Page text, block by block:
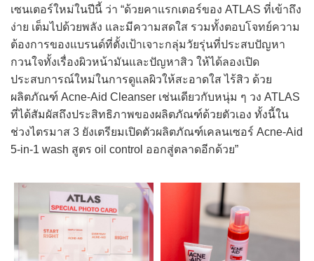
เซนเตอร์ใหม่ในปีนี้ ว่า “ด้วยคาแรกเตอร์ของ ATLAS ที่เข้าถึง
ง่าย เต็มไปด้วยพลัง และมีความสดใส รวมทั้งตอบโจทย์ความ
ต้องการของแบรนด์ที่ตั้งเป้าเจาะกลุ่มวัยรุ่นที่ประสบปัญหา
กวนใจทั้งเรื่องผิวหน้ามันและปัญหาสิว ให้ได้ลองเปิด
ประสบการณ์ใหม่ในการดูแลผิวให้สะอาดใส ไร้สิว ด้วย
ผลิตภัณฑ์ Acne-Aid Cleanser เช่นเดียวกับหนุ่ม ๆ วง ATLAS
ที่ได้สัมผัสถึงประสิทธิภาพของผลิตภัณฑ์ด้วยตัวเอง ทั้งนี้ใน
ช่วงไตรมาส 3 ยังเตรียมเปิดตัวผลิตภัณฑ์เคลนเซอร์ Acne-Aid
5-in-1 wash สูตร oil control ออกสู่ตลาดอีกด้วย”